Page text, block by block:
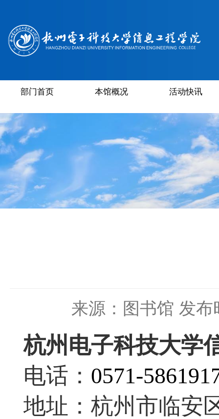
部门首页 本馆概况 活动快讯
来源：图书馆 发布
杭州电子科技大学
电话： 0571-
地址：杭州市临安